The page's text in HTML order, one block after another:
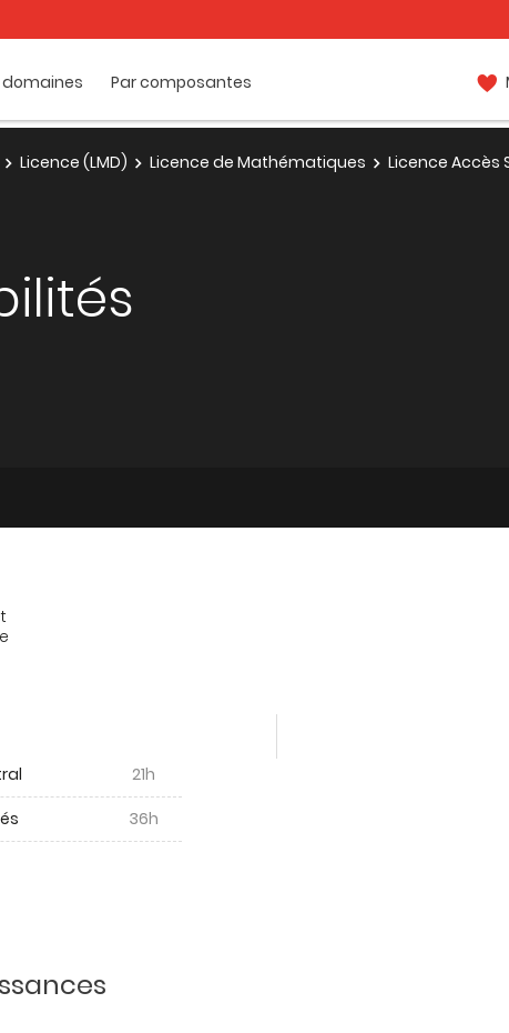
domaines Par composantes
Licence (LMD) Licence de Mathématiques
Licence Accès
21h
36h